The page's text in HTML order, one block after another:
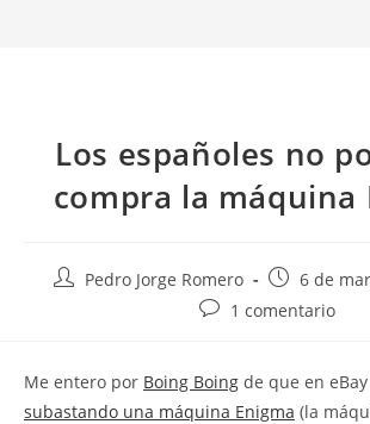
Los españoles no
compra la máquina
AutorPedro Jorge Romero
Publicación
de
6 de
Comentarios
entrada:
1 comentario
Me entero por Boing Boing de que en
subastando una máquina Enigma (la